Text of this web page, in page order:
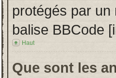
protégés par un
balise BBCode
Haut
Que sont les